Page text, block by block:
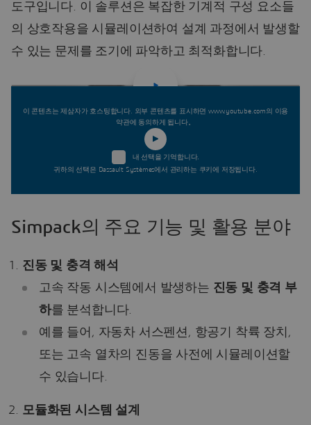
도구입니다. 이 솔루션은 복잡한 기계적 구성 요소들
의 상호작용을 시뮬레이션하여 설계 과정에서 발생할
수 있는 문제를 조기에 파악하고 최적화합니다.
이 콘텐츠는 제삼자가 호스팅합니다. 외부 콘텐츠를 표시하면 www.youtube.com의 이용
약관에 동의하게 됩니다。
내 선택을 기억합니다.
귀하의 선택은 Dassault Systèmes에서 관리하는 쿠키에 저장됩니다.
Simpack의 주요 기능 및 활용 분야
진동 및 충격 해석
고속 작동 시스템에서 발생하는 진동 및 충격 부
하를 분석합니다.
예를 들어, 자동차 서스펜션, 항공기 착륙 장치,
또는 고속 열차의 진동을 사전에 시뮬레이션할
수 있습니다.
모듈화된 시스템 설계